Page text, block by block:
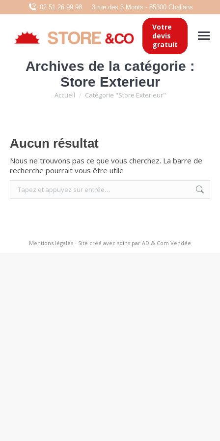
02 51 26 99 98 3 rue des 3 Monts - 85300 Challans
Votre
devis
gratuit
Archives de la catégorie :
Store Exterieur
Vous êtes ici :
Accueil Catégorie "Store Exterieur"
Aucun résultat
Nous ne trouvons pas ce que vous cherchez. La barre de
recherche pourrait vous être utile
Recherche
Mentions légales - Site créé avec soins par AD & Com Vendée